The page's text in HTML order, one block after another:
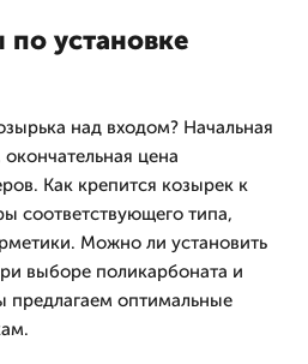
установке
над входом? Начальная
цена
Как крепится козырек к
соответствующего типа,
Можно ли установить
выборе поликарбоната и
предлагаем оптимальные